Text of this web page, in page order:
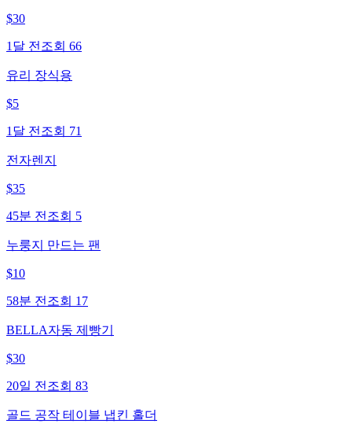
$30
1달 전 조회 66
유리 장식용
$5
1달 전 조회 71
전자렌지
$35
45분 전 조회 5
누룽지 만드는 팬
$10
58분 전 조회 17
BELLA자동 제빵기
$30
20일 전 조회 83
골드 공작 테이블 냅킨 홀더